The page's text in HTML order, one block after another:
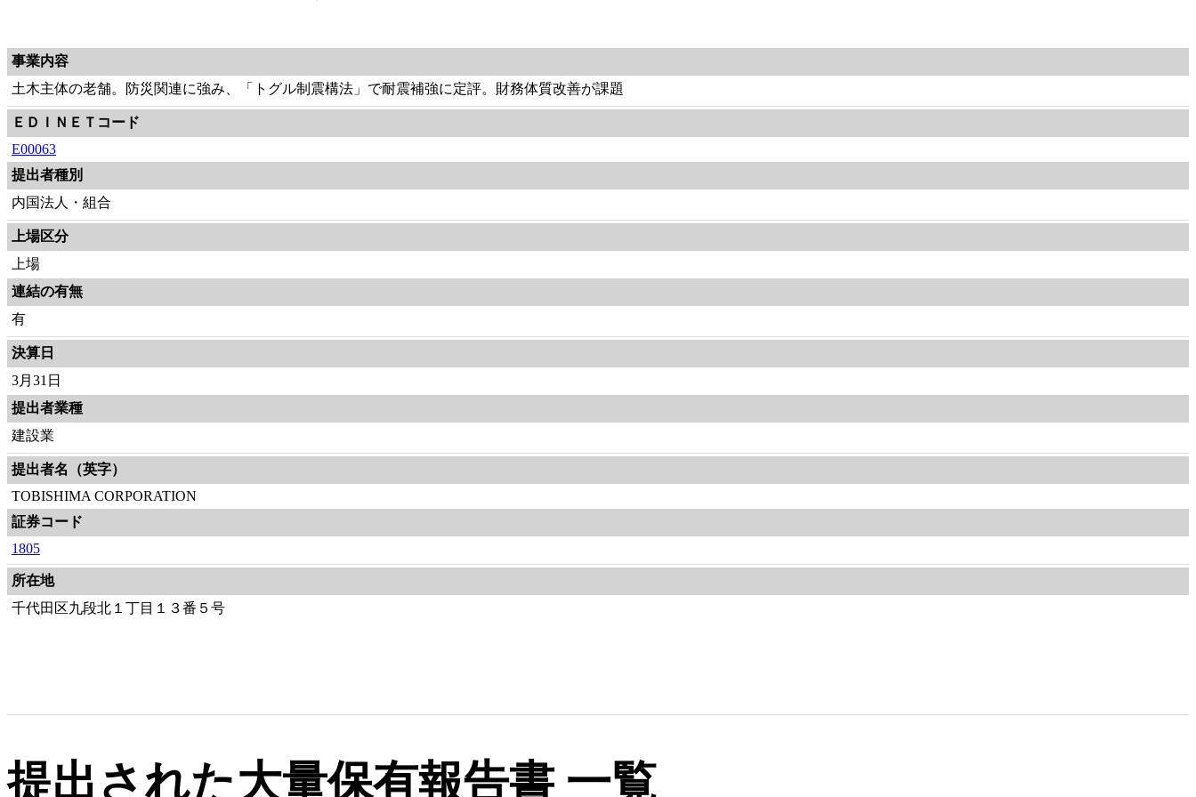
事業内容
土木主体の老舗。防災関連に強み、「トグル制震構法」で耐震補強に定評。財務体質改善が課題
ＥＤＩＮＥＴコード
E00063
提出者種別
内国法人・組合
上場区分
上場
連結の有無
有
決算日
3月31日
提出者業種
建設業
提出者名（英字）
TOBISHIMA CORPORATION
証券コード
1805
所在地
千代田区九段北１丁目１３番５号
提出された大量保有報告書 一覧